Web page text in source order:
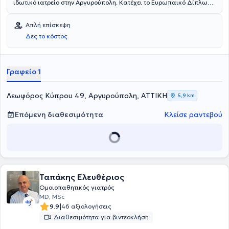
ιδωτικό ιατρείο στην Αργυρούπολη. Κατέχει το Ευρωπαικό Δίπλωμα
Οδοντιατρικής Σχολής του Εθνικού και Καποδιστριακού
Πανεπιστημίου Αθηνών. Είναι μέλος της Παγκόσμιας
Ομοιοπαθητικής Ιατρικής Εταιρείας, της Ευρωπαϊκής Επιτροπής
για την Ομοιοπαθητική και του Οδοντιατρικού Συλλόγου Αθηνών.
της ποιότητας και των συνθηκών ζωής.
Απλή επίσκεψη
Δες το κόστος
Γραφείο 1
Λεωφόρος Κύπρου 49, Αργυρούπολη, ΑΤΤΙΚΗ 5,9 km
Επόμενη διαθεσιμότητα Κλείσε ραντεβού
Ταπάκης Ελευθέριος
Ομοιοπαθητικός γιατρός
MD, MSc
9.9|46 αξιολογήσεις
Διαθεσιμότητα για βιντεοκλήση